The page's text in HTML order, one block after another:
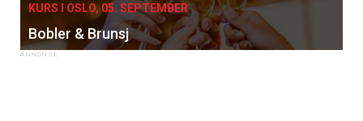
KURS I OSLO, 05. SEPTEMBER
Bobler & Brunsj